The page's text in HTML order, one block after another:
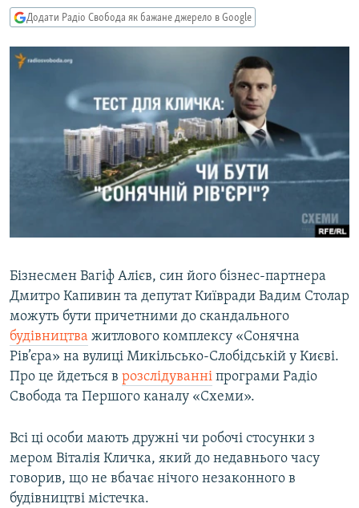
пошуку
УКРАЇНА
ТИ ЯК?
СХЕМИ
КИТАЙ.ВИКЛИКИ
МУЛЬТИМЕДІА
ФОТО
СПЕЦПРОЄКТИ
РУС
УКР
КТАТ
ДОЛУЧАЙСЯ!
Усі сайти RFE/RL
Додати Радіо Свобода як бажане джерело в Google
Бізнесмен Вагіф Алієв, син його бізнес-партнера
Дмитро Капивин та депутат Київради Вадим Столар
можуть бути причетними до скандального
будівництва житлового комплексу «Сонячна
Рів’єра» на вулиці Микільсько-Слобідській у Києві.
Про це йдеться в розслідуванні програми Радіо
Свобода та Першого каналу «Схеми».
Всі ці особи мають дружні чи робочі стосунки з
мером Віталія Кличка, який до недавнього часу
говорив, що не вбачає нічого незаконного в
будівництві містечка.